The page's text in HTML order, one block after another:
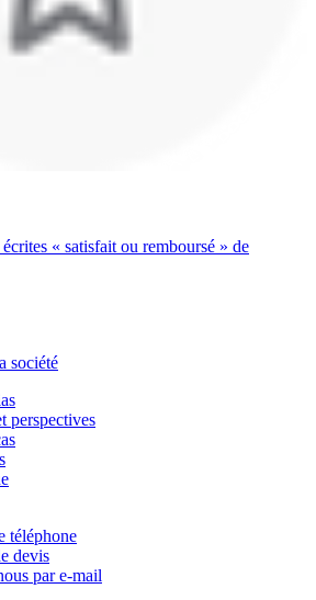
« satisfait ou remboursé » de
société
perspectives
téléphone
devis
par e-mail